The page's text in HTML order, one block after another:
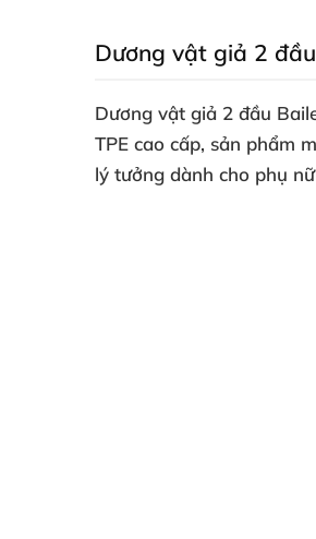
Dương vật giả 2
Dương vật giả 2 đầu
TPE cao cấp, sản phẩm
lý tưởng dành cho phụ